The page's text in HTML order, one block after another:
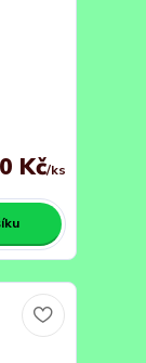
Kč/ks